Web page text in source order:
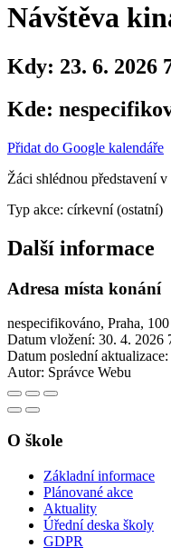
Návštěva
Kdy: 23. 6. 2026
Kde:
Přidat do Google kalendáře
Žáci shlédnou představení
Typ akce: církevní (ostatní)
Další informace
Adresa místa konání
nespecifikováno, Praha,
Datum vložení: 30. 4. 2026
Datum poslední aktualizace:
Autor: Správce Webu
O škole
Základní informace
Plánované akce
Aktuality
Úřední deska školy
GDPR